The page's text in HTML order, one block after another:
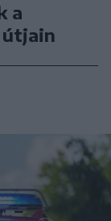
a
útjain